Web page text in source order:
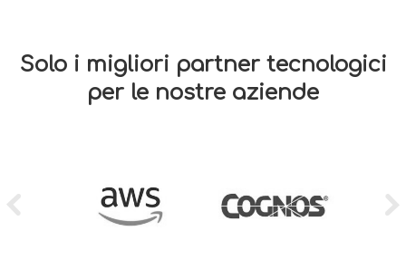
Solo i migliori partner tecnologici
per le nostre aziende